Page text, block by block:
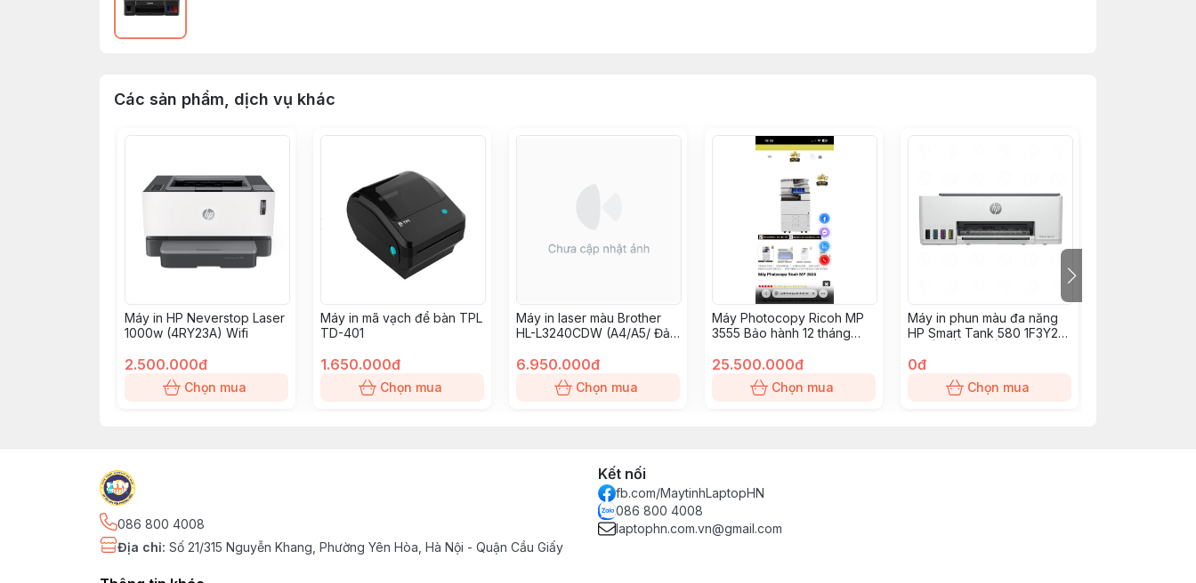
Các sản phẩm, dịch vụ khác
Máy in HP Neverstop Laser
1000w (4RY23A) Wifi
2.500.000đ
Chọn mua
Máy in mã vạch để bàn TPL
TD-401
1.650.000đ
Chọn mua
Máy in laser màu Brother
HL-L3240CDW (A4/A5/ Đảo
6.950.000đ
Chọn mua
Máy Photocopy Ricoh MP
3555 Bảo hành 12 tháng
25.500.000đ
Chọn mua
Máy in phun màu đa năng
HP Smart Tank 580 1F3Y2A
| WIFI)
0đ
Chọn mua
086 800 4008
Địa chỉ: Số 21/315 Nguyễn Khang, Phường Yên Hòa, Hà Nội - Quận Cầu Giấy
Kết nối
fb.com/MaytinhLaptopHN
086 800 4008
laptophn.com.vn@gmail.com